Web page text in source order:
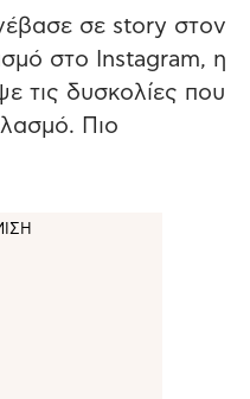
σε story στον
στο Instagram, η
τις δυσκολίες που
Πιο